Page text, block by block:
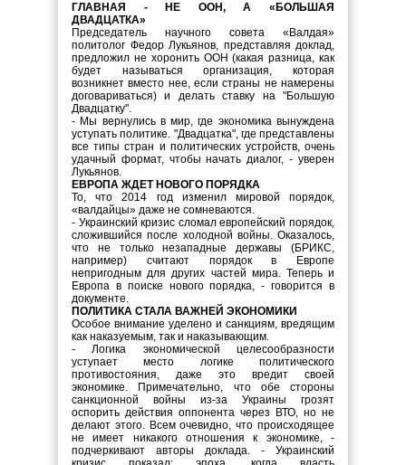
ГЛАВНАЯ - НЕ ООН, А «БОЛЬШАЯ
ДВАДЦАТКА»
Председатель научного совета «Валдая»
политолог Федор Лукьянов, представляя доклад,
предложил не хоронить ООН (какая разница, как
будет называться организация, которая
возникнет вместо нее, если страны не намерены
договариваться) и делать ставку на "Большую
Двадцатку".
- Мы вернулись в мир, где экономика вынуждена
уступать политике. "Двадцатка", где представлены
все типы стран и политических устройств, очень
удачный формат, чтобы начать диалог, - уверен
Лукьянов.
ЕВРОПА ЖДЕТ НОВОГО ПОРЯДКА
То, что 2014 год изменил мировой порядок,
«валдайцы» даже не сомневаются.
- Украинский кризис сломал европейский порядок,
сложившийся после холодной войны. Оказалось,
что не только незападные державы (БРИКС,
например) считают порядок в Европе
непригодным для других частей мира. Теперь и
Европа в поиске нового порядка, - говорится в
документе.
ПОЛИТИКА СТАЛА ВАЖНЕЙ ЭКОНОМИКИ
Особое внимание уделено и санкциям, вредящим
как наказуемым, так и наказывающим.
- Логика экономической целесообразности
уступает место логике политического
противостояния, даже это вредит своей
экономике. Примечательно, что обе стороны
санкционной войны из-за Украины грозят
оспорить действия оппонента через ВТО, но не
делают этого. Всем очевидно, что происходящее
не имеет никакого отношения к экономике, -
подчеркивают авторы доклада. - Украинский